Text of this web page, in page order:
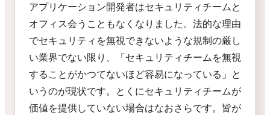
アプリケーション開発者はセキュリティチームと
オフィス会うこともなくなりました。法的な理由
でセキュリティを無視できないような規制の厳し
い業界でない限り、「セキュリティチームを無視
することがかつてないほど容易になっている」と
いうのが現状です。とくにセキュリティチームが
価値を提供していない場合はなおさらです。皆が